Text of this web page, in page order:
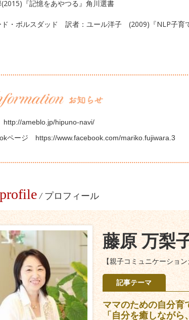
『記憶をあやつる』角川選書
ド・ボルスダッド 訳者：ユール洋子 (2009)『NLP子育
http://ameblo.jp/hipuno-navi/
ページ https://www.facebook.com/mariko.fujiwara.3
/ プロフィール
藤原 万梨
【親子コミュニケーショ
記事テーマ
ママのための自分育
「自分を癒しながら